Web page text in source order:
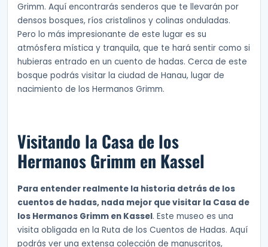
Grimm. Aquí encontrarás senderos que te llevarán por
densos bosques, ríos cristalinos y colinas onduladas.
Pero lo más impresionante de este lugar es su
atmósfera mística y tranquila, que te hará sentir como si
hubieras entrado en un cuento de hadas. Cerca de este
bosque podrás visitar la ciudad de Hanau, lugar de
nacimiento de los Hermanos Grimm.
Visitando la Casa de los
Hermanos Grimm en Kassel
Para entender realmente la historia detrás de los
cuentos de hadas, nada mejor que visitar la Casa de
los Hermanos Grimm en Kassel. Este museo es una
visita obligada en la Ruta de los Cuentos de Hadas. Aquí
podrás ver una extensa colección de manuscritos,